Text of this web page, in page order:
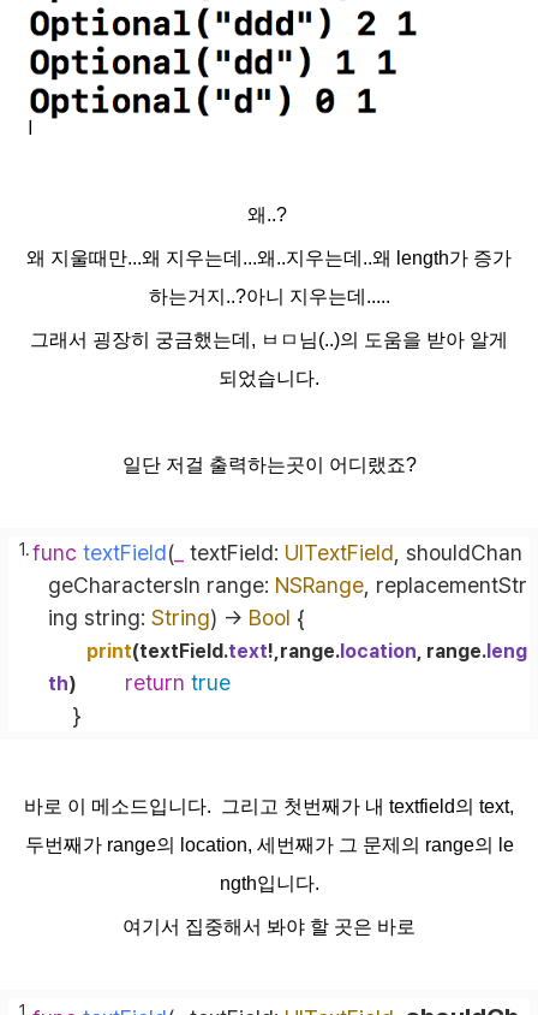
왜..?
왜 지울때만...왜 지우는데...왜..지우는데..왜 length가 증가
하는거지..?아니 지우는데.....
그래서 굉장히 궁금했는데, ㅂㅁ님(..)의 도움을 받아 알게
되었습니다.
일단 저걸 출력하는곳이 어디랬죠?
func textField( textField: UITextField shouldChan
geCharactersIn range: NSRange replacementStr
ing string: String) -> Bool {
print(textField.text! ,range.location , range.leng
th) return true
}
바로 이 메소드입니다. 그리고 첫번째가 내 textfield의 text,
두번째가 range의 location, 세번째가 그 문제의 range의 le
ngth입니다.
여기서 집중해서 봐야 할 곳은 바로